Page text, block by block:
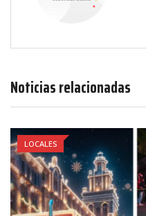
Noticias relacionadas
LOCALES